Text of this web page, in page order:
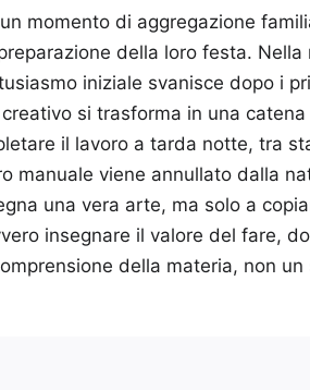
momento di aggregazione
della loro festa.
iniziale svanisce dopo i
si trasforma in una
il lavoro a tarda notte, tra
manuale viene annullato dalla
una vera arte, ma solo a
insegnare il valore del fare,
della materia, non un